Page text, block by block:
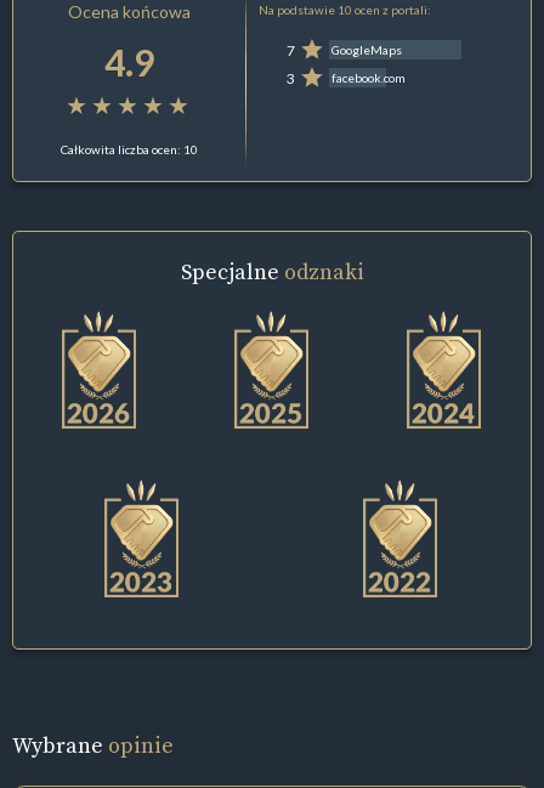
Ocena końcowa
4.9
Całkowita liczba ocen: 10
Na podstawie 10 ocen z portali:
7 GoogleMaps
3 facebook.com
Specjalne odznaki
Wybrane opinie